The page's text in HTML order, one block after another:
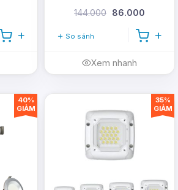
144.000 86.000
So sánh
Xem nhanh
40%
GIẢM
35%
GIẢM